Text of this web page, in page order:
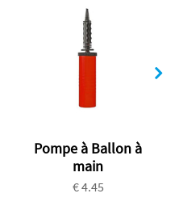
Pompe à Ballon à
main
€ 4.45